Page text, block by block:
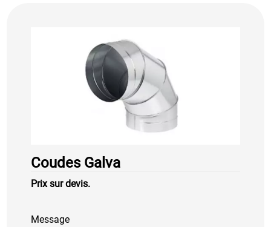
Coudes Galva
Prix sur devis.
Message